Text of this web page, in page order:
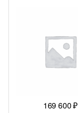
169 600₽